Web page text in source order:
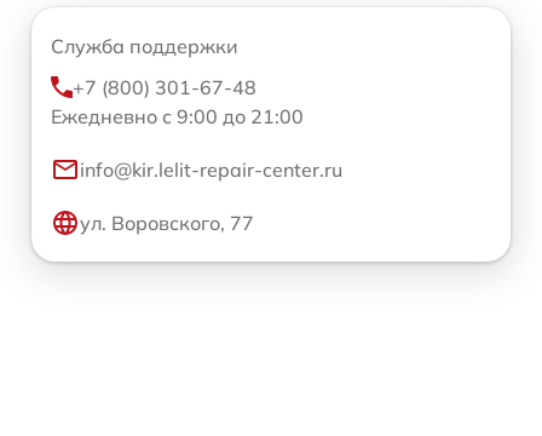
Служба поддержки
+7 (800) 301-67-48
Ежедневно с 9:00 до 21:00
info@kir.lelit-repair-center.ru
ул. Воровского, 77